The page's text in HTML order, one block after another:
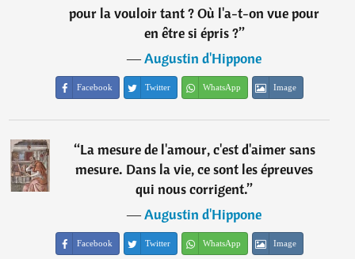
pour la vouloir tant ? Où l'a-t-on vue pour
en être si épris ?”
―Augustin d'Hippone
Facebook Twitter WhatsApp Image
“La mesure de l'amour, c'est d'aimer sans
mesure. Dans la vie, ce sont les épreuves
qui nous corrigent.”
―Augustin d'Hippone
Facebook Twitter WhatsApp Image